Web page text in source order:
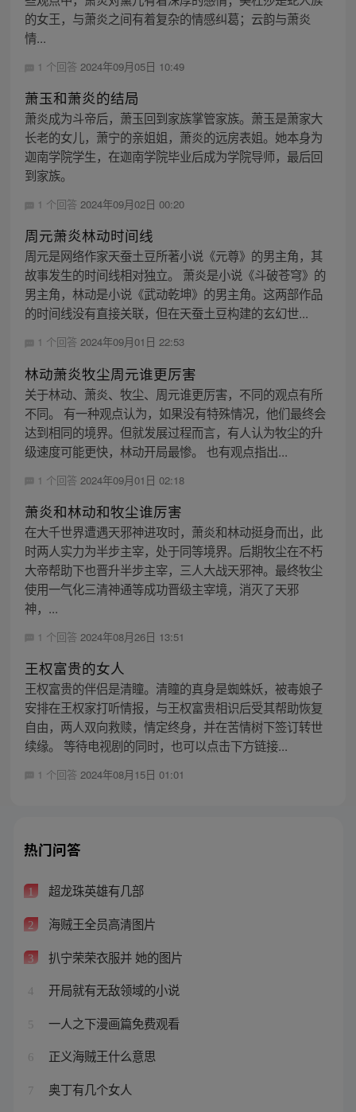
的女王，与萧炎之间有着复杂的情感纠葛；云韵与萧炎
情...
1 个回答 2024年09月05日 10:49
萧玉和萧炎的结局
萧炎成为斗帝后，萧玉回到家族掌管家族。萧玉是萧家大
长老的女儿，萧宁的亲姐姐，萧炎的远房表姐。她本身为
迦南学院学生，在迦南学院毕业后成为学院导师，最后回
到家族。
1 个回答 2024年09月02日 00:20
周元萧炎林动时间线
周元是网络作家天蚕土豆所著小说《元尊》的男主角，其
故事发生的时间线相对独立。 萧炎是小说《斗破苍穹》的
男主角，林动是小说《武动乾坤》的男主角。这两部作品
的时间线没有直接关联，但在天蚕土豆构建的玄幻世...
1 个回答 2024年09月01日 22:53
林动萧炎牧尘周元谁更厉害
关于林动、萧炎、牧尘、周元谁更厉害，不同的观点有所
不同。 有一种观点认为，如果没有特殊情况，他们最终会
达到相同的境界。但就发展过程而言，有人认为牧尘的升
级速度可能更快，林动开局最惨。 也有观点指出...
1 个回答 2024年09月01日 02:18
萧炎和林动和牧尘谁厉害
在大千世界遭遇天邪神进攻时，萧炎和林动挺身而出，此
时两人实力为半步主宰，处于同等境界。后期牧尘在不朽
大帝帮助下也晋升半步主宰，三人大战天邪神。最终牧尘
使用一气化三清神通等成功晋级主宰境，消灭了天邪
神，...
1 个回答 2024年08月26日 13:51
王权富贵的女人
王权富贵的伴侣是清瞳。清瞳的真身是蜘蛛妖，被毒娘子
安排在王权家打听情报，与王权富贵相识后受其帮助恢复
自由，两人双向救赎，情定终身，并在苦情树下签订转世
续缘。 等待电视剧的同时，也可以点击下方链接...
1 个回答 2024年08月15日 01:01
热门问答
1 超龙珠英雄有几部
2 海贼王全员高清图片
3 扒宁荣荣衣服并 她的图片
4 开局就有无敌领域的小说
5 一人之下漫画篇免费观看
6 正义海贼王什么意思
7 奥丁有几个女人